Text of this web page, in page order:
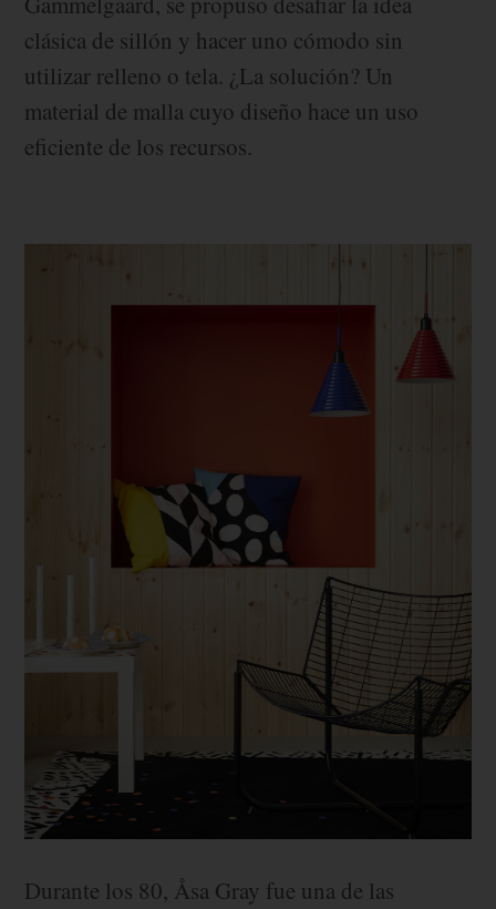
clásica de sillón y hacer uno cómodo sin
utilizar relleno o tela. ¿La solución? Un
material de malla cuyo diseño hace un uso
eficiente de los recursos.
Durante los 80, Åsa Gray fue una de las